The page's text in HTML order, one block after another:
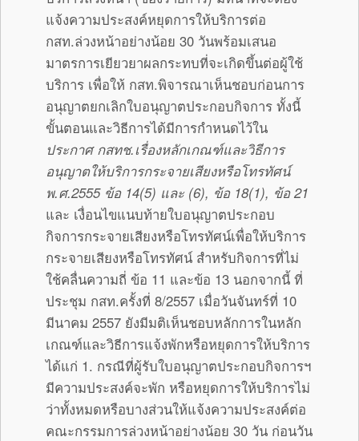
แจ้งความประสงค์หยุดการให้บริการต่อ
กสท.ล่วงหน้าอย่างน้อย 30 วันพร้อมเสนอ
มาตรการเยียวยาผลกระทบที่จะเกิดขึ้นต่อผู้ใช้
บริการ เพื่อให้ กสท.พิจารณาเห็นชอบก่อนการ
อนุญาตยกเลิกใบอนุญาตประกอบกิจการ ทั้งนี้
ขั้นตอนและวิธีการได้มีการกำหนดไว้ใน
ประกาศ กสทช.เรื่องหลักเกณฑ์และวิธีการ
อนุญาตให้บริการกระจายเสียงหรือโทรทัศน์
พ.ศ.2555 ข้อ 14(5) และ (6), ข้อ 18(1), ข้อ 21
และ เงื่อนไขแนบท้ายใบอนุญาตประกอบ
กิจการกระจายเสียงหรือโทรทัศน์เพื่อให้บริการ
กระจายเสียงหรือโทรทัศน์ สำหรับกิจการที่ไม่
ใช้คลื่นความถี่ ข้อ 11 และข้อ 13 นอกจากนี้ ที่
ประชุม กสท.ครั้งที่ 8/2557 เมื่อวันจันทร์ที่ 10
มีนาคม 2557 ยังมีมติเห็นชอบหลักการในหลัก
เกณฑ์และวิธีการแจ้งพักหรือหยุดการให้บริการ
ได้แก่ 1. กรณีที่ผู้รับใบอนุญาตประกอบกิจการฯ
มีความประสงค์จะพัก หรือหยุดการให้บริการไม่
ว่าทั้งหมดหรือบางส่วนให้แจ้งความประสงค์ต่อ
คณะกรรมการล่วงหน้าอย่างน้อย 30 วัน ก่อนวัน